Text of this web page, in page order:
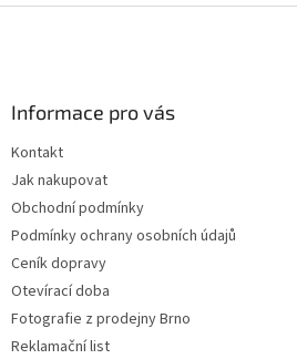
v
Informace pro vás
Kontakt
Jak nakupovat
Obchodní podmínky
Podmínky ochrany osobních údajů
Ceník dopravy
Otevírací doba
Fotografie z prodejny Brno
Reklamační list